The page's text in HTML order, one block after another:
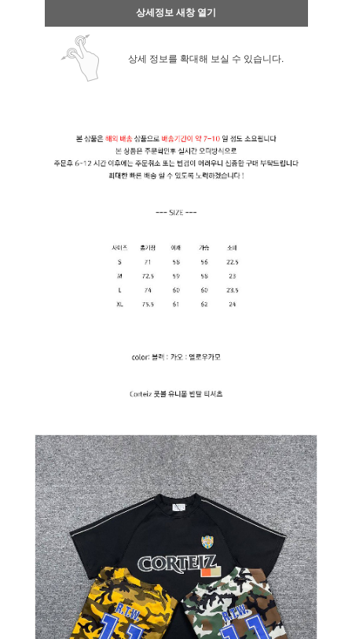
상세정보 새창 열기
상세 정보를 확대해 보실 수 있습니다.